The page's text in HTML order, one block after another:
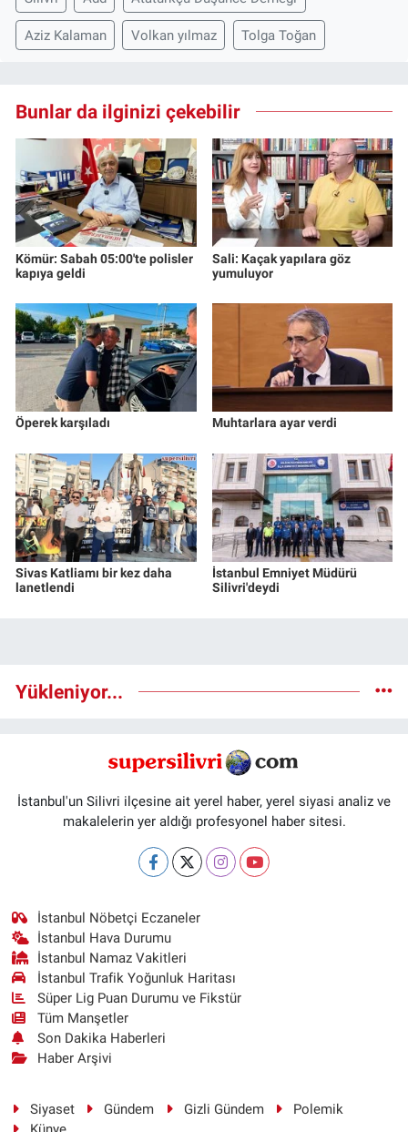
Aziz Kalaman Volkan yılmaz Tolga Toğan
Bunlar da ilginizi çekebilir
Kömür: Sabah 05:00'te polisler
kapıya geldi
Sali: Kaçak yapılara göz
yumuluyor
Öperek karşıladı Muhtarlara ayar verdi
Sivas Katliamı bir kez daha
lanetlendi
İstanbul Emniyet Müdürü
Silivri'deydi
Yükleniyor...
İstanbul'un Silivri ilçesine ait yerel haber, yerel siyasi analiz ve
makalelerin yer aldığı profesyonel haber sitesi.
İstanbul Nöbetçi Eczaneler
İstanbul Hava Durumu
İstanbul Namaz Vakitleri
İstanbul Trafik Yoğunluk Haritası
Süper Lig Puan Durumu ve Fikstür
Tüm Manşetler
Son Dakika Haberleri
Haber Arşivi
Siyaset Gündem Gizli Gündem
Polemik